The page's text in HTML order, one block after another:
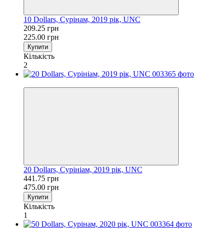
10 Dollars, Сурінам, 2019 рік, UNC
209.25 грн
225.00 грн
Купити
Кількість
2
20 Dollars, Сурініам, 2019 рік, UNC
441.75 грн
475.00 грн
Купити
Кількість
1